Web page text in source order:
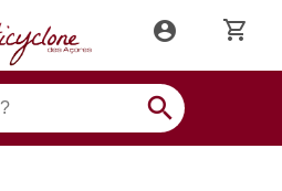
account_circle shopping_cart
search